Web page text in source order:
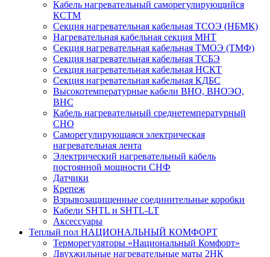
Кабель нагревательный саморегулирующийся
КСТМ
Секция нагревательная кабельная ТСОЭ (НБМК)
Нагревательная кабельная секция МНТ
Секция нагревательная кабельная ТМОЭ (ТМФ)
Секция нагревательная кабельная ТСБЭ
Секция нагревательная кабельная НСКТ
Секция нагревательная кабельная КДБС
Высокотемпературные кабели ВНО, ВНОЭО,
ВНС
Кабель нагревательный среднетемпературный
СНО
Саморегулирующаяся электрическая
нагревательная лента
Электрический нагревательный кабель
постоянной мощности СНФ
Датчики
Крепеж
Взрывозащищенные соединительные коробки
Кабели SHTL и SHTL-LT
Аксессуары
Теплый пол НАЦИОНАЛЬНЫЙ КОМФОРТ
Терморегуляторы «Национальный Комфорт»
Двухжильные нагревательные маты 2НК